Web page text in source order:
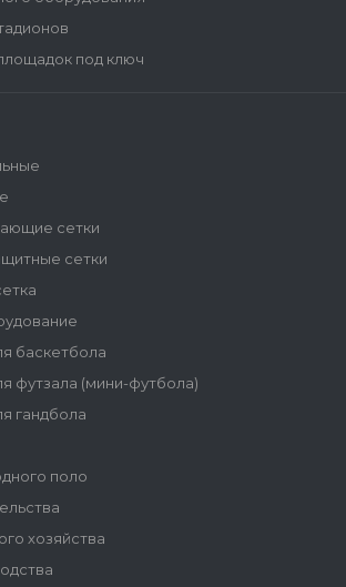
под ключ
сетки
сетки
баскетбола
футзала (мини-футбола)
гандбола
поло
хозяйства